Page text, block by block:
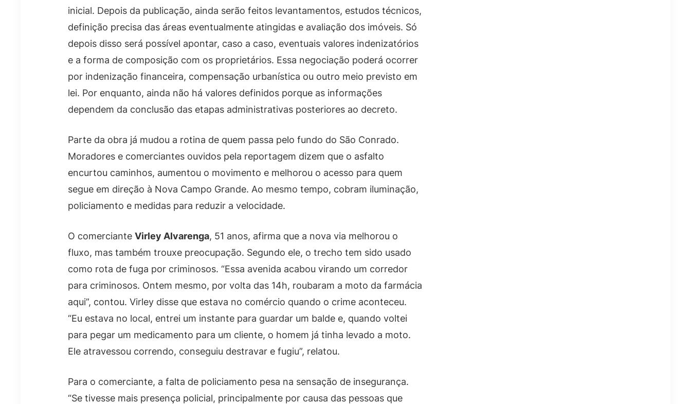
inicial. Depois da publicação, ainda serão feitos levantamentos, estudos técnicos,
definição precisa das áreas eventualmente atingidas e avaliação dos imóveis. Só
depois disso será possível apontar, caso a caso, eventuais valores indenizatórios
e a forma de composição com os proprietários. Essa negociação poderá ocorrer
por indenização financeira, compensação urbanística ou outro meio previsto em
lei. Por enquanto, ainda não há valores definidos porque as informações
dependem da conclusão das etapas administrativas posteriores ao decreto.
Parte da obra já mudou a rotina de quem passa pelo fundo do São Conrado.
Moradores e comerciantes ouvidos pela reportagem dizem que o asfalto
encurtou caminhos, aumentou o movimento e melhorou o acesso para quem
segue em direção à Nova Campo Grande. Ao mesmo tempo, cobram iluminação,
policiamento e medidas para reduzir a velocidade.
O comerciante Virley Alvarenga, 51 anos, afirma que a nova via melhorou o
fluxo, mas também trouxe preocupação. Segundo ele, o trecho tem sido usado
como rota de fuga por criminosos. “Essa avenida acabou virando um corredor
para criminosos. Ontem mesmo, por volta das 14h, roubaram a moto da farmácia
aqui”, contou. Virley disse que estava no comércio quando o crime aconteceu.
“Eu estava no local, entrei um instante para guardar um balde e, quando voltei
para pegar um medicamento para um cliente, o homem já tinha levado a moto.
Ele atravessou correndo, conseguiu destravar e fugiu”, relatou.
Para o comerciante, a falta de policiamento pesa na sensação de insegurança.
“Se tivesse mais presença policial, principalmente por causa das pessoas que